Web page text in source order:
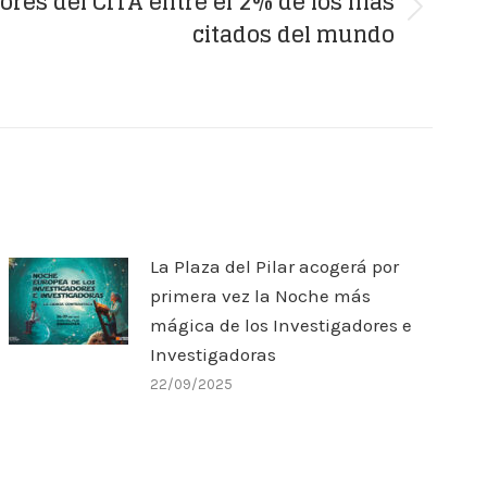
citados del mundo
La Plaza del Pilar acogerá por
primera vez la Noche más
mágica de los Investigadores e
Investigadoras
22/09/2025